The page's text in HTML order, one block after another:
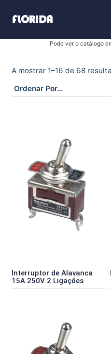
Pode ver o catálogo
A mostrar 1–16 de 68
Interruptor de Alavanca
15A 250V 2 Ligaçőes